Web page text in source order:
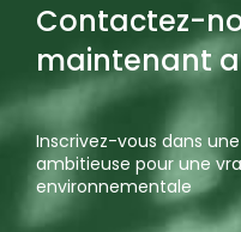
Contactez-
maintenant
Inscrivez-vous dans
ambitieuse pour une
environnementale